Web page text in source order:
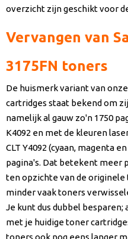
overzicht zijn geschikt voor
Vervangen van
3175FN toners
De huismerk variant van
cartridges staat bekend om
namelijk al gauw zo'n 1750
K4092 en met de kleuren
CLT Y4092 (cyaan, magenta
pagina's. Dat betekent meer
ten opzichte van de
minder vaak toners
Je kunt dus dubbel
met je huidige toner
toners ook nog eens langer